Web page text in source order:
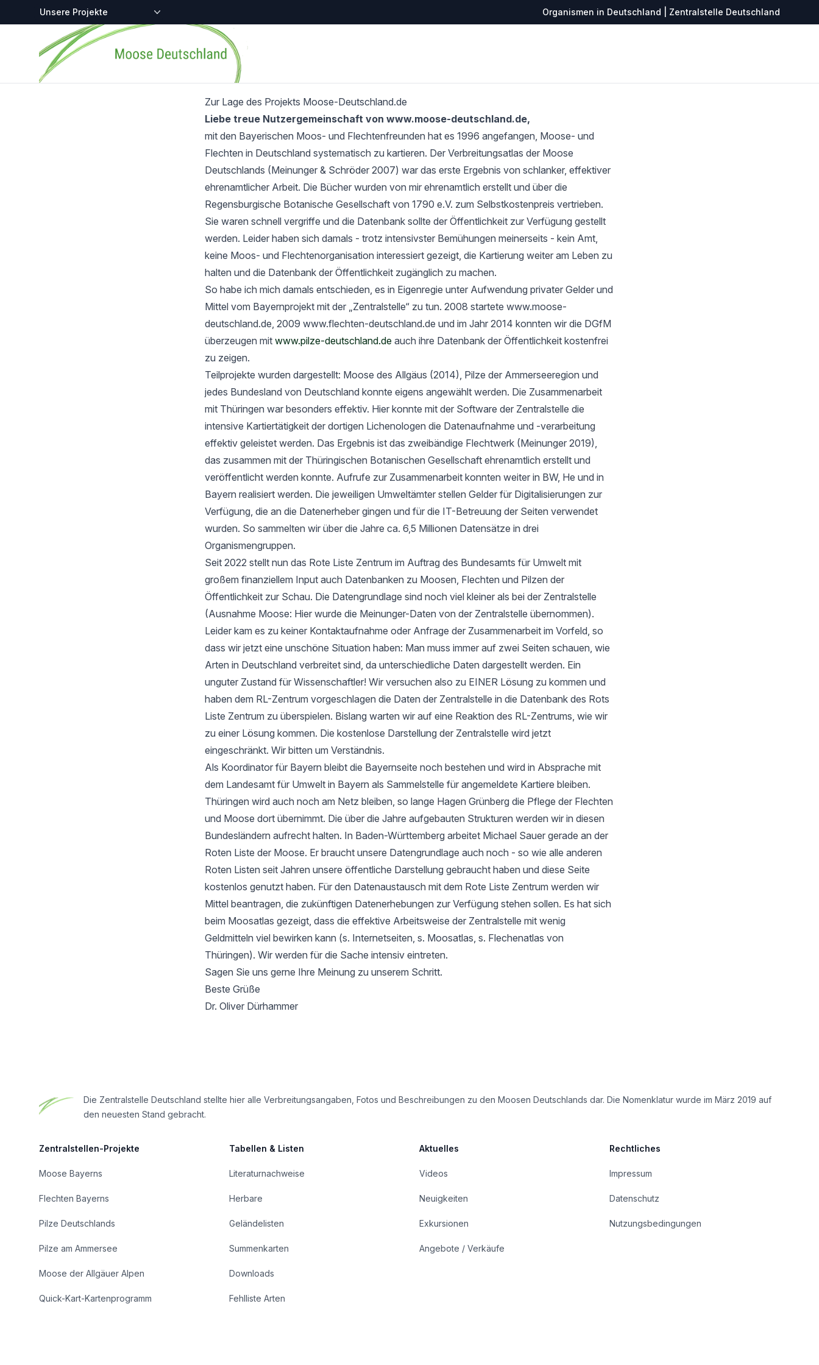
Zentralstellen-Projekte Organismen in Deutschland | Zentralstelle Deutschland
Startseite
Zur Lage des Projekts Moose-Deutschland.de
Liebe treue Nutzergemeinschaft von www.moose-deutschland.de,
mit den Bayerischen Moos- und Flechtenfreunden hat es 1996 angefangen, Moose- und
Flechten in Deutschland systematisch zu kartieren. Der Verbreitungsatlas der Moose
Deutschlands (Meinunger & Schröder 2007) war das erste Ergebnis von schlanker, effektiver
ehrenamtlicher Arbeit. Die Bücher wurden von mir ehrenamtlich erstellt und über die
Regensburgische Botanische Gesellschaft von 1790 e.V. zum Selbstkostenpreis vertrieben.
Sie waren schnell vergriffe und die Datenbank sollte der Öffentlichkeit zur Verfügung gestellt
werden. Leider haben sich damals - trotz intensivster Bemühungen meinerseits - kein Amt,
keine Moos- und Flechtenorganisation interessiert gezeigt, die Kartierung weiter am Leben zu
halten und die Datenbank der Öffentlichkeit zugänglich zu machen.
So habe ich mich damals entschieden, es in Eigenregie unter Aufwendung privater Gelder und
Mittel vom Bayernprojekt mit der „Zentralstelle“ zu tun. 2008 startete www.moose-
deutschland.de, 2009 www.flechten-deutschland.de und im Jahr 2014 konnten wir die DGfM
überzeugen mit www.pilze-deutschland.de auch ihre Datenbank der Öffentlichkeit kostenfrei
zu zeigen.
Teilprojekte wurden dargestellt: Moose des Allgäus (2014), Pilze der Ammerseeregion und
jedes Bundesland von Deutschland konnte eigens angewählt werden. Die Zusammenarbeit
mit Thüringen war besonders effektiv. Hier konnte mit der Software der Zentralstelle die
intensive Kartiertätigkeit der dortigen Lichenologen die Datenaufnahme und -verarbeitung
effektiv geleistet werden. Das Ergebnis ist das zweibändige Flechtwerk (Meinunger 2019),
das zusammen mit der Thüringischen Botanischen Gesellschaft ehrenamtlich erstellt und
veröffentlicht werden konnte. Aufrufe zur Zusammenarbeit konnten weiter in BW, He und in
Bayern realisiert werden. Die jeweiligen Umweltämter stellen Gelder für Digitalisierungen zur
Verfügung, die an die Datenerheber gingen und für die IT-Betreuung der Seiten verwendet
wurden. So sammelten wir über die Jahre ca. 6,5 Millionen Datensätze in drei
Organismengruppen.
Seit 2022 stellt nun das Rote Liste Zentrum im Auftrag des Bundesamts für Umwelt mit
großem finanziellem Input auch Datenbanken zu Moosen, Flechten und Pilzen der
Öffentlichkeit zur Schau. Die Datengrundlage sind noch viel kleiner als bei der Zentralstelle
(Ausnahme Moose: Hier wurde die Meinunger-Daten von der Zentralstelle übernommen).
Leider kam es zu keiner Kontaktaufnahme oder Anfrage der Zusammenarbeit im Vorfeld, so
dass wir jetzt eine unschöne Situation haben: Man muss immer auf zwei Seiten schauen, wie
Arten in Deutschland verbreitet sind, da unterschiedliche Daten dargestellt werden. Ein
unguter Zustand für Wissenschaftler! Wir versuchen also zu EINER Lösung zu kommen und
haben dem RL-Zentrum vorgeschlagen die Daten der Zentralstelle in die Datenbank des Rots
Liste Zentrum zu überspielen. Bislang warten wir auf eine Reaktion des RL-Zentrums, wie wir
zu einer Lösung kommen. Die kostenlose Darstellung der Zentralstelle wird jetzt
eingeschränkt. Wir bitten um Verständnis.
Als Koordinator für Bayern bleibt die Bayernseite noch bestehen und wird in Absprache mit
dem Landesamt für Umwelt in Bayern als Sammelstelle für angemeldete Kartiere bleiben.
Thüringen wird auch noch am Netz bleiben, so lange Hagen Grünberg die Pflege der Flechten
und Moose dort übernimmt. Die über die Jahre aufgebauten Strukturen werden wir in diesen
Bundesländern aufrecht halten. In Baden-Württemberg arbeitet Michael Sauer gerade an der
Roten Liste der Moose. Er braucht unsere Datengrundlage auch noch - so wie alle anderen
Roten Listen seit Jahren unsere öffentliche Darstellung gebraucht haben und diese Seite
kostenlos genutzt haben. Für den Datenaustausch mit dem Rote Liste Zentrum werden wir
Mittel beantragen, die zukünftigen Datenerhebungen zur Verfügung stehen sollen. Es hat sich
beim Moosatlas gezeigt, dass die effektive Arbeitsweise der Zentralstelle mit wenig
Geldmitteln viel bewirken kann (s. Internetseiten, s. Moosatlas, s. Flechenatlas von
Thüringen). Wir werden für die Sache intensiv eintreten.
Sagen Sie uns gerne Ihre Meinung zu unserem Schritt.
Beste Grüße
Dr. Oliver Dürhammer
Die Zentralstelle Deutschland stellte hier alle Verbreitungsangaben, Fotos und Beschreibungen zu den Moosen Deutschlands dar. Die Nomenklatur wurde im März 2019 auf
den neuesten Stand gebracht.
Zentralstellen-Projekte
Moose Bayerns
Flechten Bayerns
Pilze Deutschlands
Pilze am Ammersee
Moose der Allgäuer Alpen
Quick-Kart-Kartenprogramm
Tabellen & Listen
Literaturnachweise
Herbare
Geländelisten
Summenkarten
Downloads
Fehlliste Arten
Aktuelles
Videos
Neuigkeiten
Exkursionen
Angebote / Verkäufe
Rechtliches
Impressum
Datenschutz
Nutzungsbedingungen